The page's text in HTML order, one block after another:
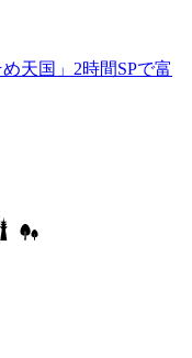
天国」2時間SPで富